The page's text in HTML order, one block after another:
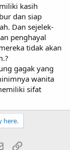
kasih
dan siap
Dan sejelek-
penghayal
tidak akan
gagak yang
wanita
sifat
here.
Email